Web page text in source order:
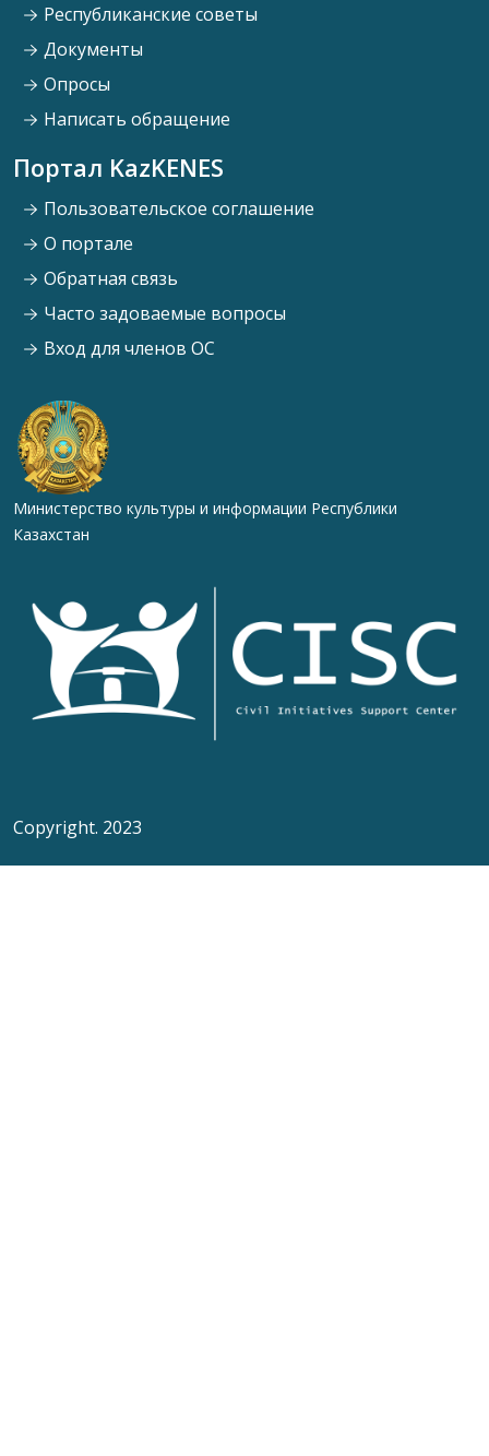
Республиканские советы
Документы
Опросы
Написать обращение
Портал KazKENES
Пользовательское соглашение
О портале
Обратная связь
Часто задоваемые вопросы
Вход для членов ОС
Министерство культуры и информации Республики
Казахстан
Copyright. 2023